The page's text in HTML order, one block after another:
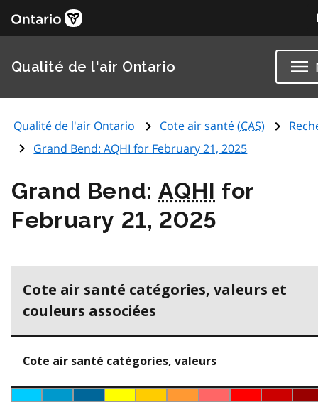
Qualité de l'air Ontario
Qualité de l'air Ontario Cote air santé (CAS)
Grand Bend:AQHI for February 21, 2025
Grand Bend: AQHI for
February 21, 2025
Cote air santé catégories, valeurs et
couleurs associées
Cote air santé catégories, valeurs